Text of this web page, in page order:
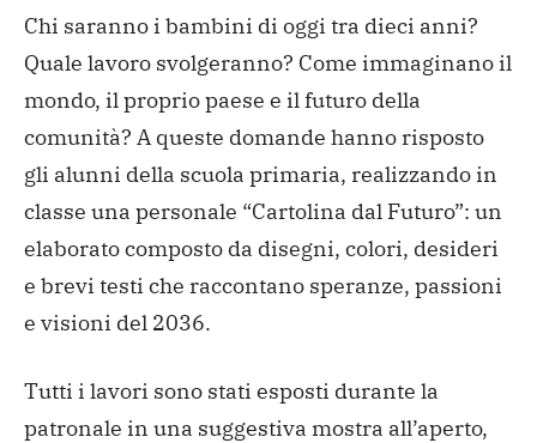
Chi saranno i bambini di oggi tra dieci anni?
Quale lavoro svolgeranno? Come immaginano il
mondo, il proprio paese e il futuro della
comunità? A queste domande hanno risposto
gli alunni della scuola primaria, realizzando in
classe una personale “Cartolina dal Futuro”: un
elaborato composto da disegni, colori, desideri
e brevi testi che raccontano speranze, passioni
e visioni del 2036.
Tutti i lavori sono stati esposti durante la
patronale in una suggestiva mostra all’aperto,